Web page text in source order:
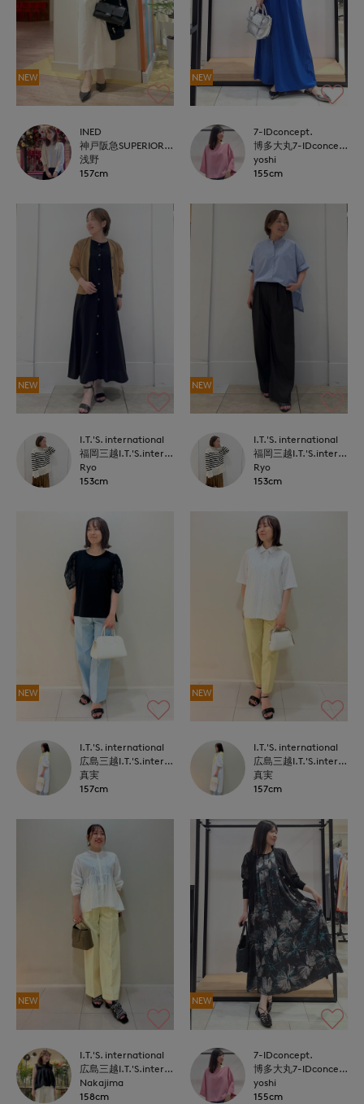
NEW
INED
神戸阪急SUPERIORCLOSET
浅野
157cm
NEW
7-IDconcept.
博多大丸7-IDconcept.
yoshi
155cm
NEW
I.T.'S. international
福岡三越I.T.'S.international
Ryo
153cm
NEW
I.T.'S. international
福岡三越I.T.'S.international
Ryo
153cm
NEW
I.T.'S. international
広島三越I.T.'S.international
真実
157cm
NEW
I.T.'S. international
広島三越I.T.'S.international
真実
157cm
NEW
I.T.'S. international
広島三越I.T.'S.international
Nakajima
158cm
NEW
7-IDconcept.
博多大丸7-IDconcept.
yoshi
155cm